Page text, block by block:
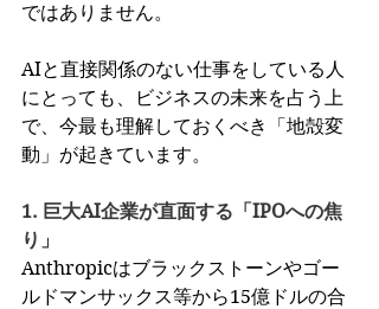
ではありません。
AIと直接関係のない仕事をしている人
にとっても、ビジネスの未来を占う上
で、今最も理解しておくべき「地殻変
動」が起きています。
1. 巨大AI企業が直面する「IPOへの焦
り」
Anthropicはブラックストーンやゴー
ルドマンサックス等から15億ドルの合